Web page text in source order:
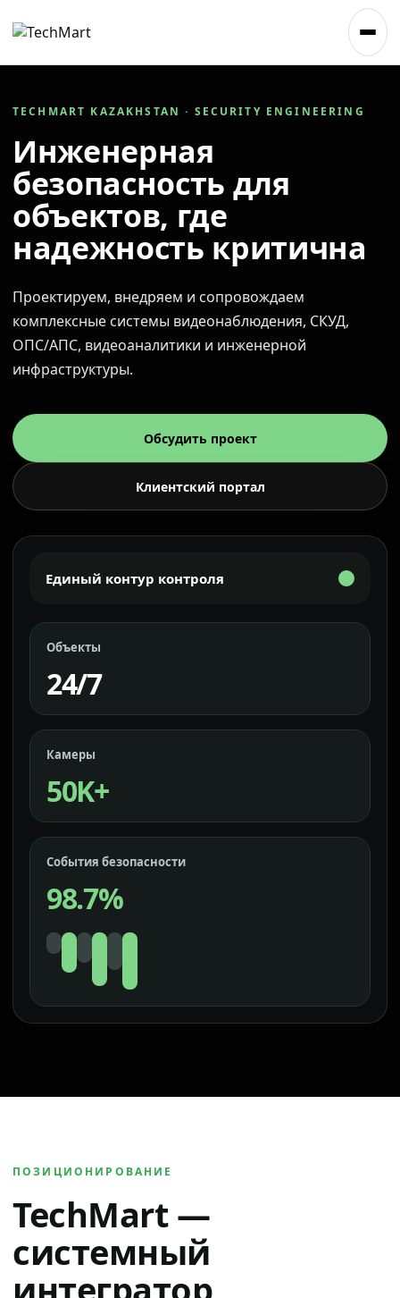
TECHMART KAZAKHSTAN · SECURITY ENGINEERING
Инженерная
безопасность для
объектов, где
надежность критична
Проектируем, внедряем и сопровождаем
комплексные системы видеонаблюдения, СКУД,
ОПС/АПС, видеоаналитики и инженерной
инфраструктуры.
Обсудить проект
Клиентский портал
Единый контур контроля
Объекты
24/7
Камеры
50K+
События безопасности
98.7%
ПОЗИЦИОНИРОВАНИЕ
TechMart —
системный